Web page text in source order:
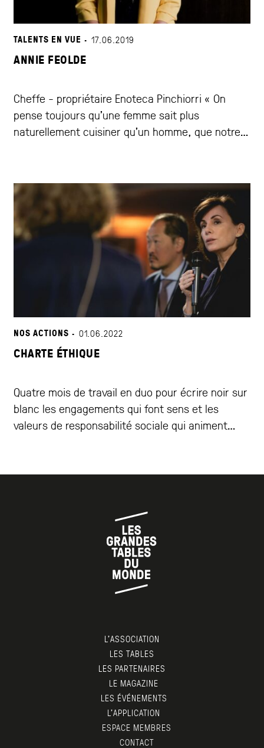
TALENTS EN VUE · 17.06.2019
ANNIE FEOLDE
Cheffe - propriétaire Enoteca Pinchiorri « On
pense toujours qu’une femme sait plus
naturellement cuisiner qu’un homme, que notre
NOS ACTIONS · 01.06.2022
CHARTE ÉTHIQUE
Quatre mois de travail en duo pour écrire noir sur
blanc les engagements qui font sens et les
valeurs de responsabilité sociale qui animent
l’élégance et la transmission. Focus sur la charte
Buhagiar et Sang-Hoon Degeimbre.
L’ASSOCIATION
LES TABLES
LES PARTENAIRES
LE MAGAZINE
LES ÉVÉNEMENTS
L’APPLICATION
ESPACE MEMBRES
CONTACT